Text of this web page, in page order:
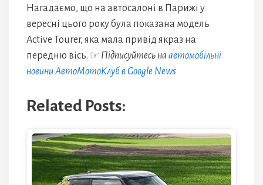
Нагадаємо, що на автосалоні в Парижі у
вересні цього року була показана модель
Active Tourer, яка мала привід якраз на
передню вісь. ☞ Підписуйтесь на автомобільні
новини АвтоМотоКлуб в Google News
Related Posts: